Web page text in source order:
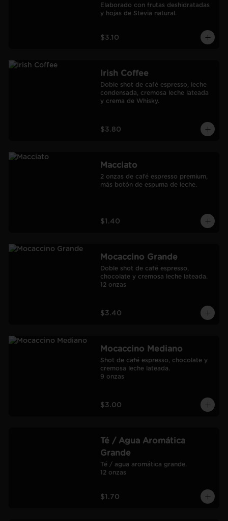
Elaborado con frutas deshidratadas
y hojas de Stevia natural.
$3.10
Irish Coffee
Doble shot de café espresso, leche
condensada, cremosa leche lateada
y crema de Whisky.
$3.80
Macciato
2 onzas de café espresso premium,
más botón de espuma de leche.
$1.40
Mocaccino Grande
Doble shot de café espresso,
chocolate y cremosa leche lateada.
12 onzas
$3.40
Mocaccino Mediano
Shot de café espresso, chocolate y
cremosa leche lateada.
9 onzas
$3.00
Té / Agua Aromática
Grande
Té / agua aromática grande.
12 onzas
$1.70